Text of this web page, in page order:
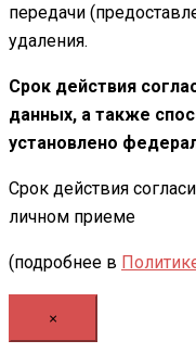
передачи
удаления.
Срок действия
данных, а также
установлено
Срок действия
личном приеме
(подробнее в
×